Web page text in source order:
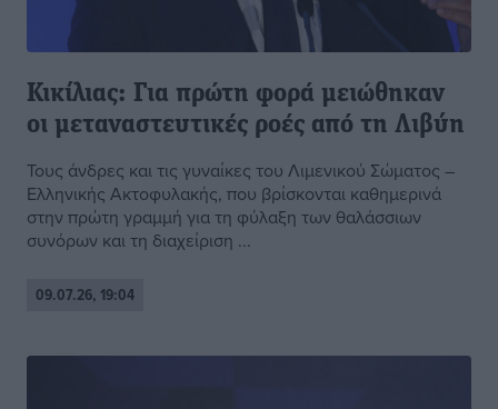
Κικίλιας: Για πρώτη φορά μειώθηκαν
οι μεταναστευτικές ροές από τη Λιβύη
Τους άνδρες και τις γυναίκες του Λιμενικού Σώματος –
Ελληνικής Ακτοφυλακής, που βρίσκονται καθημερινά
στην πρώτη γραμμή για τη φύλαξη των θαλάσσιων
συνόρων και τη διαχείριση ...
09.07.26, 19:04